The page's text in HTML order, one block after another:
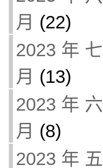
月 (22)
2023 年 七
月 (13)
2023 年 六
月 (8)
2023 年 五